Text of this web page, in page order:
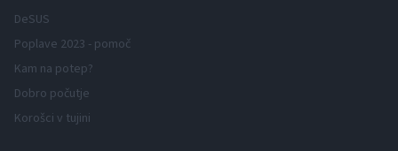
DeSUS
Poplave 2023 - pomoč
Kam na potep?
Dobro počutje
Korošci v tujini